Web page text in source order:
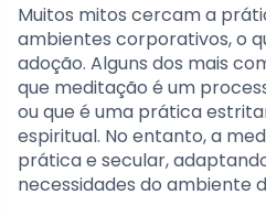
Muitos mitos cercam a
ambientes corporativos, o
adoção. Alguns dos mais
que meditação é um
ou que é uma prática
espiritual. No entanto, a
prática e secular,
necessidades do ambiente